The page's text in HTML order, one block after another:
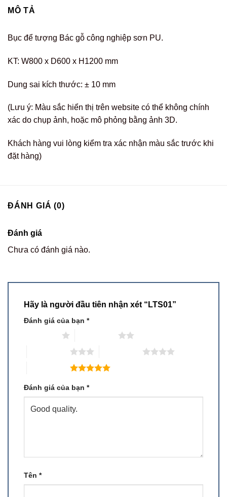
MÔ TẢ
Bục để tượng Bác gỗ công nghiệp sơn PU.
KT: W800 x D600 x H1200 mm
Dung sai kích thước: ± 10 mm
(Lưu ý: Màu sắc hiển thị trên website có thể không chính
xác do chụp ảnh, hoặc mô phỏng bằng ảnh 3D.
Khách hàng vui lòng kiểm tra xác nhận màu sắc trước khi
đặt hàng)
ĐÁNH GIÁ (0)
Đánh giá
Chưa có đánh giá nào.
Hãy là người đầu tiên nhận xét “LTS01”
Đánh giá của bạn *
Đánh giá của bạn *
Tên *